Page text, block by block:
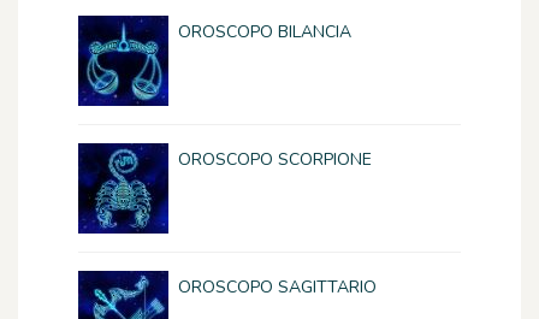
OROSCOPO BILANCIA
OROSCOPO SCORPIONE
OROSCOPO SAGITTARIO